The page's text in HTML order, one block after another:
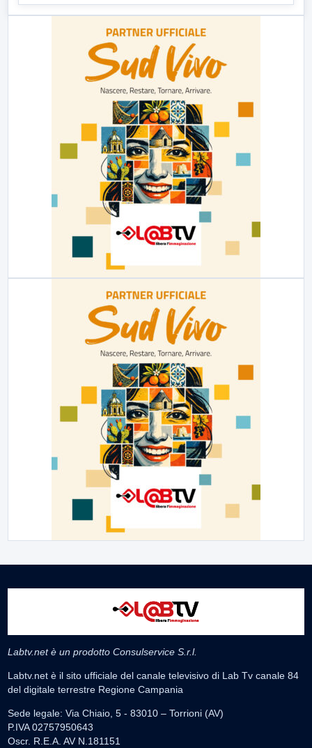
Labtv.net è un prodotto Consulservice S.r.l.
Labtv.net è il sito ufficiale del canale televisivo di Lab Tv canale 84
del digitale terrestre Regione Campania
Sede legale: Via Chiaio, 5 - 83010 – Torrioni (AV)
P.IVA 02757950643
Oscr. R.E.A. AV N.181151